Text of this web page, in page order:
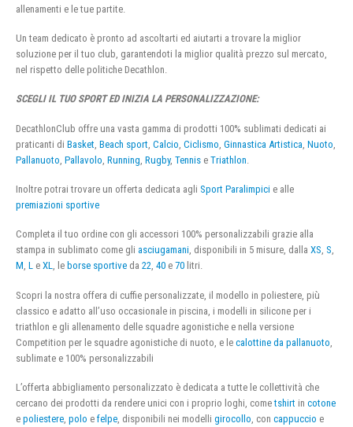
allenamenti e le tue partite.
Un team dedicato è pronto ad ascoltarti ed aiutarti a trovare la miglior
soluzione per il tuo club, garantendoti la miglior qualità prezzo sul mercato,
nel rispetto delle politiche Decathlon.
SCEGLI IL TUO SPORT ED INIZIA LA PERSONALIZZAZIONE:
DecathlonClub offre una vasta gamma di prodotti 100% sublimati dedicati ai
praticanti di Basket Beach sport Calcio Ciclismo Ginnastica Artistica Nuoto
Pallanuoto Pallavolo Running Rugby, Tennis e Triathlon
Inoltre potrai trovare un offerta dedicata agli Sport Paralimpici e alle
premiazioni sportive
Completa il tuo ordine con gli accessori 100% personalizzabili grazie alla
stampa in sublimato come gli asciugamani, disponibili in 5 misure, dalla XS, S,
M, L e XL, le borse sportive da 22, 40 e 70 litri.
Scopri la nostra offera di cuffie personalizzate, il modello in poliestere, più
classico e adatto all’uso occasionale in piscina, i modelli in silicone per i
triathlon e gli allenamento delle squadre agonistiche e nella versione
Competition per le squadre agonistiche di nuoto, e le calottine da pallanuoto
sublimate e 100% personalizzabili
L’offerta abbigliamento personalizzato è dedicata a tutte le collettività che
cercano dei prodotti da rendere unici con i proprio loghi, cometshirt in cotone
e poliestere polo e felpe , disponibili nei modelli girocollo , con cappuccio e